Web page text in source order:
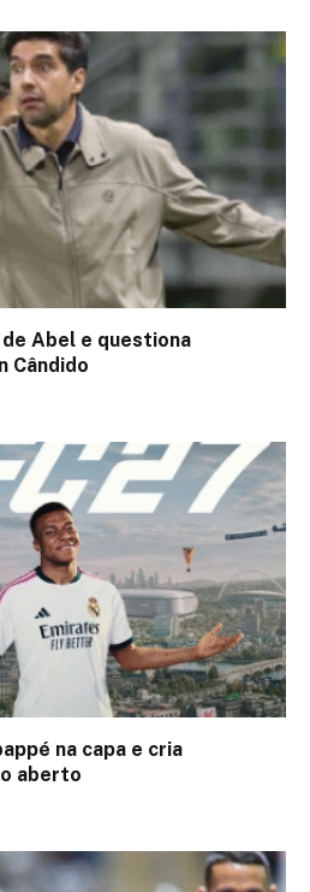
Abel e questiona
Cândido
na capa e cria
aberto